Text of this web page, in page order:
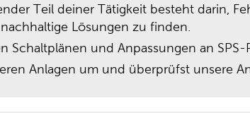
Teil deiner Tätigkeit besteht darin,
Lösungen zu finden.
Schaltplänen und Anpassungen an
Anlagen um und überprüfst unsere